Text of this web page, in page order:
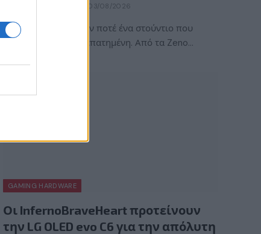
03/08/2026
Η ACE Team δεν ήταν ποτέ ένα στούντιο που
ακολουθούσε την πεπατημένη. Από τα Zeno…
GAMING HARDWARE
Οι InfernoBraveHeart προτείνουν
την LG OLED evo C6 για την απόλυτη